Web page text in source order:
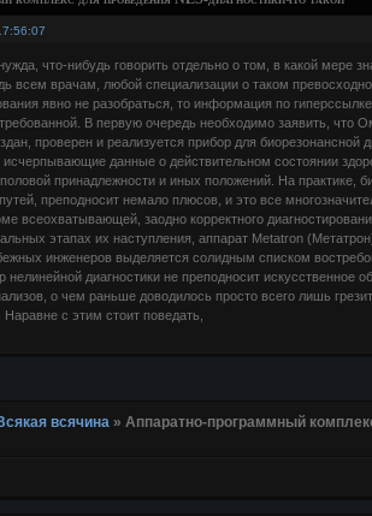
что-нибудь говорить отдельно о том, в какой мере
всем врачам, любой специализации о таком превосходно
явно не разобраться, то информация по гиперссылке
В первую очередь необходимо заявить, что
проверен и реализуется прибор для биорезонансной
исчерпывающие данные о действительном состоянии
половой принадлежности и иных положений. На практике,
преподносит немало плюсов, и это все
всеохватывающей, заодно корректного
этапах их наступления, аппарат Metatron
инженеров выделяется солидным списком
диагностики не преподносит искусственное
о чем раньше доводилось просто всего лишь
с этим стоит поведать,
всячина » Аппаратно-программный